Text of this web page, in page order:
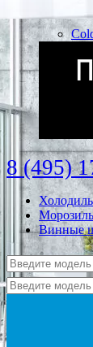
8 (495)
Винные